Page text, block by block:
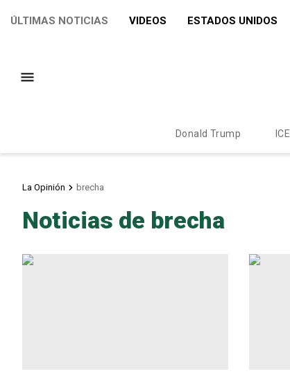
ÚLTIMAS NOTICIAS VIDEOS ESTADOS UNIDOS
Donald Trump ICE
La Opinión brecha
Noticias de brecha